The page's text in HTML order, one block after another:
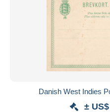
Danish West Indies
±